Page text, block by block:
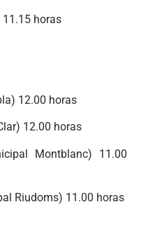
11.15 horas
12.00 horas
12.00 horas
Montblanc) 11.00
Riudoms) 11.00 horas